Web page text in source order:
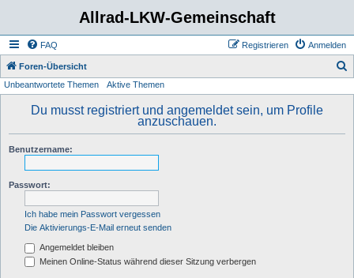
Allrad-LKW-Gemeinschaft
FAQ Anmelden
Registrieren
Foren-Übersicht
Unbeantwortete Themen Aktive Themen
Du musst registriert und angemeldet sein, um Profile
anzuschauen.
Benutzername:
Passwort:
Ich habe mein Passwort vergessen
Die Aktivierungs-E-Mail erneut senden
Angemeldet bleiben
Meinen Online-Status während dieser Sitzung verbergen